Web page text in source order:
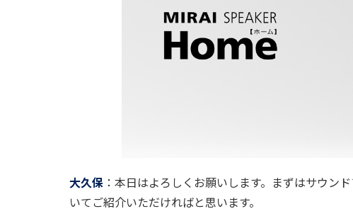
大久保 ：本日はよろしくお願いします。まずはサウン
いてご紹介いただければと思います。